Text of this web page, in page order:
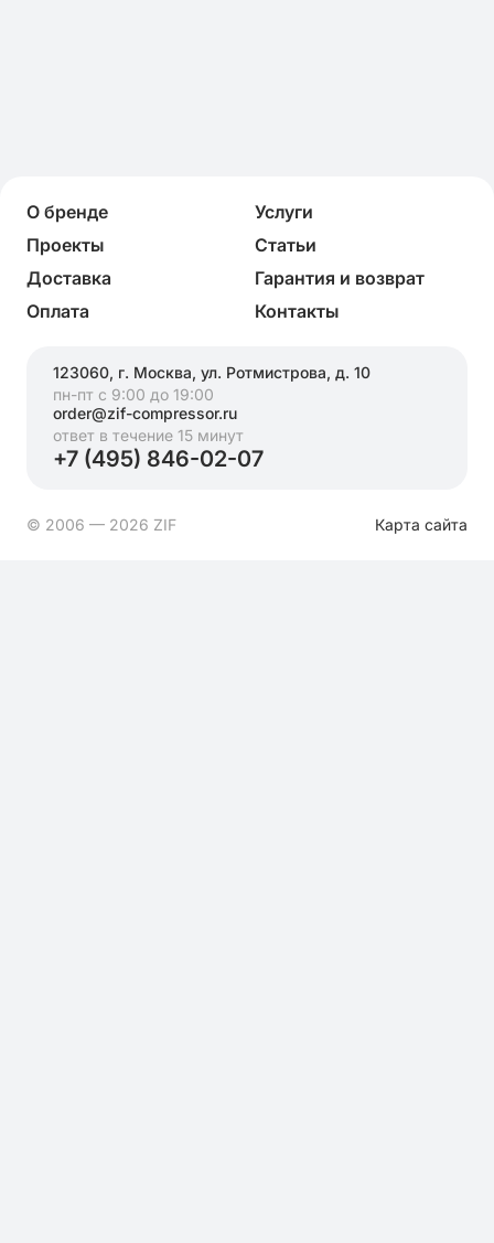
О бренде
Услуги
Проекты
Статьи
Доставка
Гарантия и возврат
Оплата
Контакты
123060, г. Москва, ул. Ротмистрова, д. 10
пн-пт с 9:00 до 19:00
order@zif-compressor.ru
ответ в течение 15 минут
+7 (495) 846-02-07
© 2006 — 2026 ZIF Карта сайта